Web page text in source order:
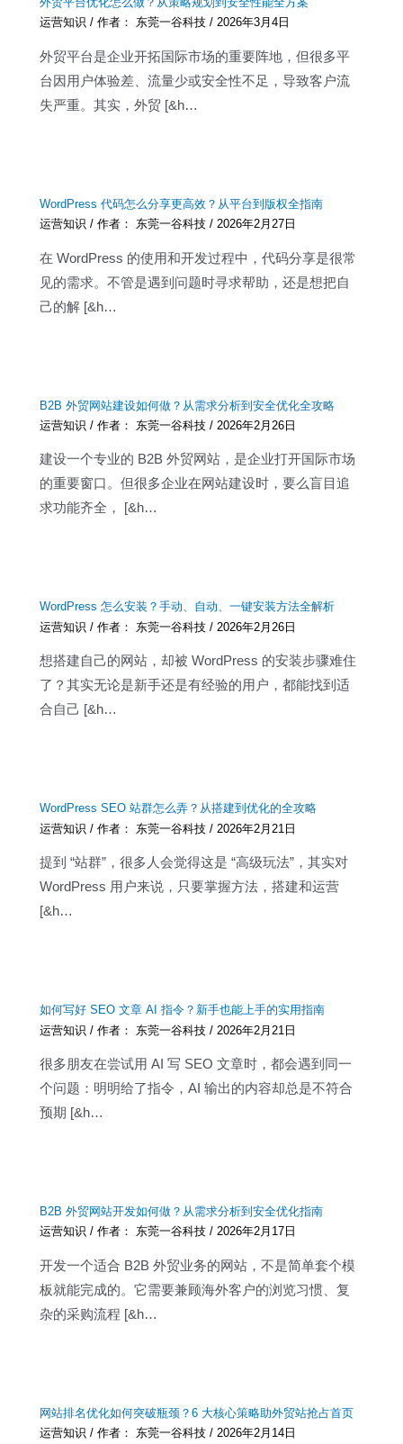
运营知识 / 作者： 东莞一谷科技/2026年3月4日
外贸平台是企业开拓国际市场的重要阵地，但很多平
台因用户体验差、流量少或安全性不足，导致客户流
失严重。其实，外贸 [&h…
WordPress 代码怎么分享更高效？从平台到版权全指南
运营知识 / 作者： 东莞一谷科技/2026年2月27日
在 WordPress 的使用和开发过程中，代码分享是很常
见的需求。不管是遇到问题时寻求帮助，还是想把自
己的解 [&h…
B2B 外贸网站建设如何做？从需求分析到安全优化全攻略
运营知识 / 作者： 东莞一谷科技/ 2026年2月26日
建设一个专业的 B2B 外贸网站，是企业打开国际市场
的重要窗口。但很多企业在网站建设时，要么盲目追
求功能齐全， [&h…
WordPress 怎么安装？手动、自动、一键安装方法全解析
运营知识 / 作者： 东莞一谷科技/ 2026年2月26日
想搭建自己的网站，却被 WordPress 的安装步骤难住
了？其实无论是新手还是有经验的用户，都能找到适
合自己 [&h…
WordPress SEO 站群怎么弄？从搭建到优化的全攻略
运营知识 / 作者： 东莞一谷科技/ 2026年2月21日
提到 “站群”，很多人会觉得这是 “高级玩法”，其实对
WordPress 用户来说，只要掌握方法，搭建和运营
[&h…
如何写好 SEO 文章 AI 指令？新手也能上手的实用指南
运营知识 / 作者： 东莞一谷科技/ 2026年2月21日
很多朋友在尝试用 AI 写 SEO 文章时，都会遇到同一
个问题：明明给了指令，AI 输出的内容却总是不符合
预期 [&h…
B2B 外贸网站开发如何做？从需求分析到安全优化指南
运营知识 / 作者： 东莞一谷科技/2026年2月17日
开发一个适合 B2B 外贸业务的网站，不是简单套个模
板就能完成的。它需要兼顾海外客户的浏览习惯、复
杂的采购流程 [&h…
网站排名优化如何突破瓶颈？6 大核心策略助外贸站抢占首页
运营知识 / 作者： 东莞一谷科技/2026年2月14日